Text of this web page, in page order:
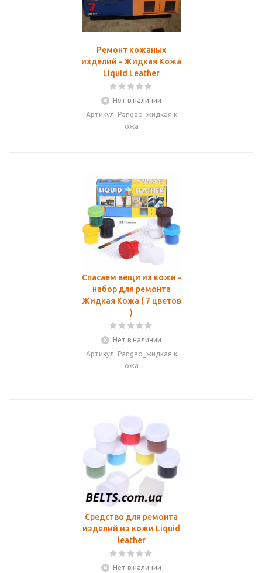
Ремонт кожаных
изделий - Жидкая Кожа
Liquid Leather
Нет в наличии
Артикул: Pangao_жидкая к
ожа
Спасаем вещи из кожи -
набор для ремонта
Жидкая Кожа ( 7 цветов
)
Нет в наличии
Артикул: Pangao_жидкая к
ожа
Средство для ремонта
изделий из кожи Liquid
leather
Нет в наличии